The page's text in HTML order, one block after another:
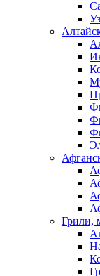
Грили,